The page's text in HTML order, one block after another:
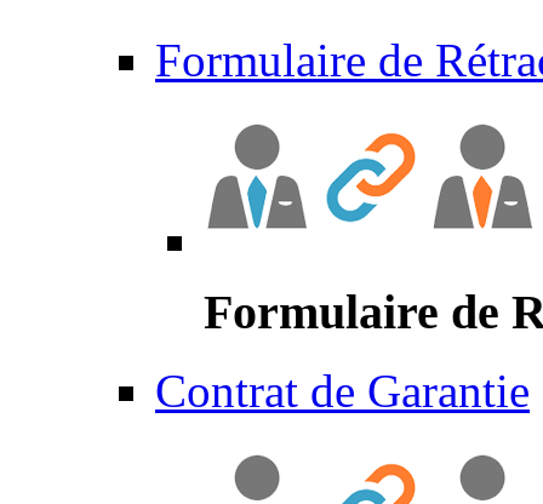
Formulaire de
Formulaire de
Contrat de Garantie